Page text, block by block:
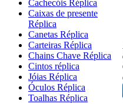
Cachecóis Réplica
Caixas de presente
Réplica
Canetas Réplica
Carteiras Réplica
Chains Chave Réplica
Cintos réplica
Jóias Réplica
Óculos Réplica
Toalhas Réplica